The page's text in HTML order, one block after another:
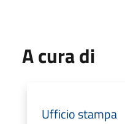
A cura di
Ufficio stampa